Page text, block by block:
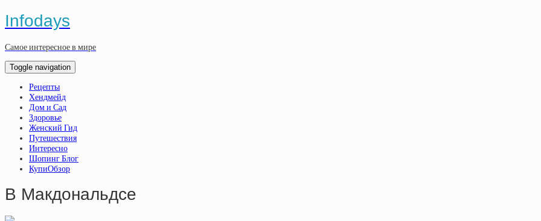
Infodays
Самое интересное в мире
Toggle navigation
Рецепты
Хендмейд
Дом и Сад
Здоровье
Женский Гид
Путешествия
Интересно
Шопинг Блог
КупиОбзор
В Макдональдсе